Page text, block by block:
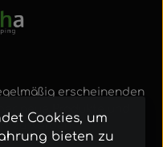
erscheinenden
neue Produkte und
zu werden.
Cookies, um
bieten zu